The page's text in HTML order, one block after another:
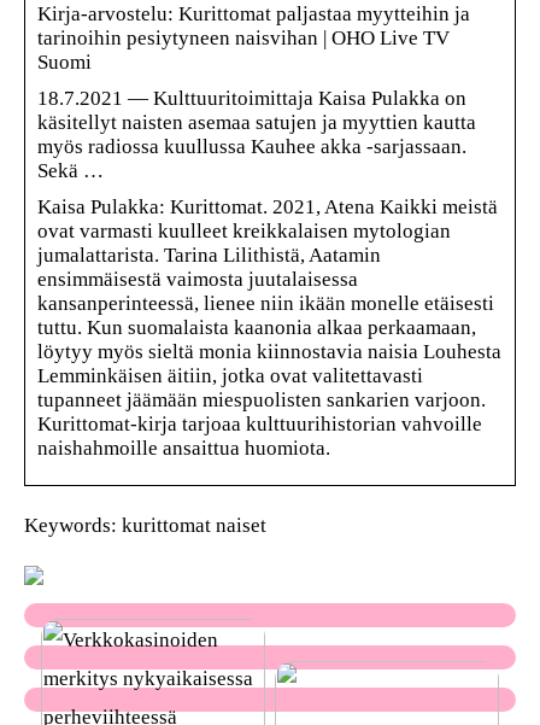
Kirja-arvostelu: Kurittomat paljastaa myytteihin ja
tarinoihin pesiytyneen naisvihan | OHO Live TV
Suomi
18.7.2021 — Kulttuuritoimittaja Kaisa Pulakka on
käsitellyt naisten asemaa satujen ja myyttien kautta
myös radiossa kuullussa Kauhee akka -sarjassaan.
Sekä …
Kaisa Pulakka: Kurittomat. 2021, Atena Kaikki meistä
ovat varmasti kuulleet kreikkalaisen mytologian
jumalattarista. Tarina Lilithistä, Aatamin
ensimmäisestä vaimosta juutalaisessa
kansanperinteessä, lienee niin ikään monelle etäisesti
tuttu. Kun suomalaista kaanonia alkaa perkaamaan,
löytyy myös sieltä monia kiinnostavia naisia Louhesta
Lemminkäisen äitiin, jotka ovat valitettavasti
tupanneet jäämään miespuolisten sankarien varjoon.
Kurittomat-kirja tarjoaa kulttuurihistorian vahvoille
naishahmoille ansaittua huomiota.
Keywords: kurittomat naiset